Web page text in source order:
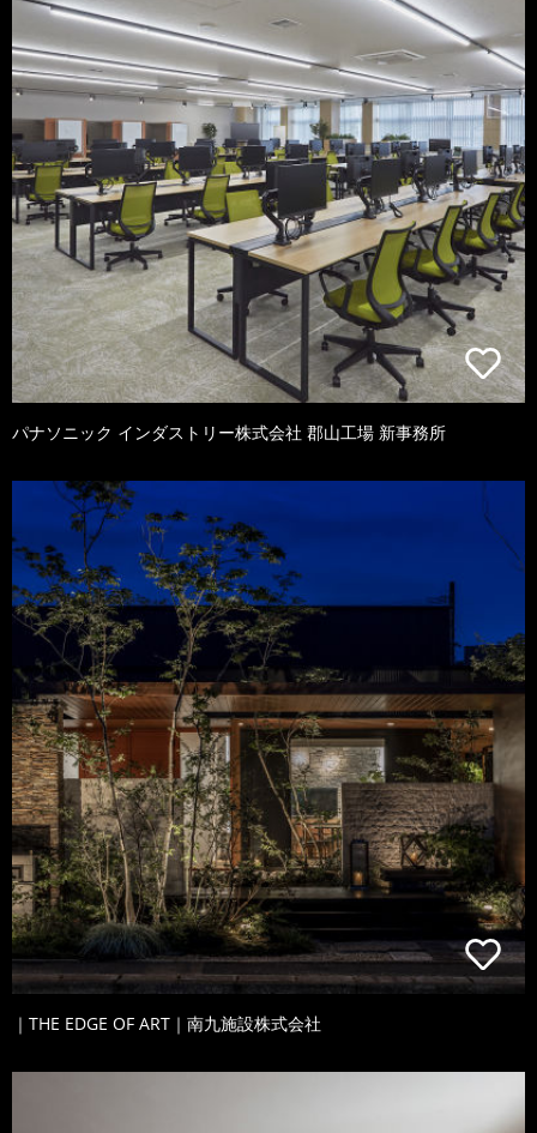
パナソニック インダストリー株式会社 郡山工場 新事務所
｜THE EDGE OF ART｜南九施設株式会社